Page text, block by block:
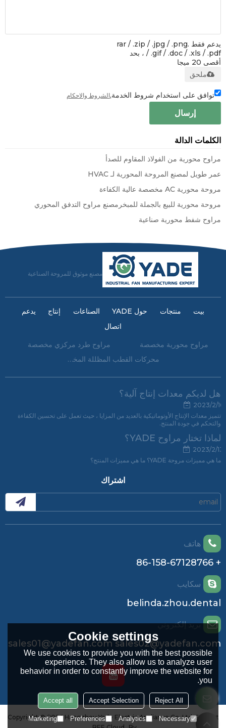
يدعم فقط .rar / .zip / .jpg / .png
/ .gif / .doc / .xls / .pdf ، بحد
أقصى 20 ميجا
ملحق
توافق على استخدام شروط الخدمة,الشروط والاحكام
إرسال
الكلمات الدالة
مراوح محورية من الفولاذ المقاوم للصدأ
عمر طويل لمصنع المروحة المحورية لـ HVAC
مروحة محورية AC مخصصة عالية الكفاءة
مروحة محورية للبيع بالجملة للمبخر مصنع مراوح التدفق المحوري
مراوح شفط محورية صناعية
مصنع موثوق للمروحة الصناعية
بيت منتجات حول YADE الصناعات إنتاج
يدعم
اتصال
مراوح محورية مخصصة
مراوح طرد مركزي مخصصة
محركات القطب المظللة المخصصة
هل لديكم معدات إنتاج آلية؟
2023/2/16
تتميز معدات الإنتاج الأوتوماتيكية بالعديد من المزايا ، حيث تعمل على تحسين الكفاءة
والتحكم في جودة المنتج.
لماذا تختار مراوح YADE؟
2023/2/13
ما هي مميزات مروحة YADE؟ ما هي مميزات المنتج؟
اشتراك
هاتف
+ 86-158-67128766
سكايب
belinda.zhou.dental
بريد إلكتروني
sales01@yadefan.com sales02@yadefan.com
Copyright © 2026 Hangzhou Yade Electric Appliance Co.,Ltd.Support
Cookie settings
We use cookies to provide you with the best possible
experience. They also allow us to analyze user
behavior in order to constantly improve the website for
you.
Reject All
Accept Selection
Accept all
Necessary
Analytics
Preferences
Marketing